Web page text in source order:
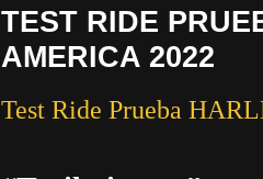
TEST RIDE
AMERICA 2022
Test Ride Prueba